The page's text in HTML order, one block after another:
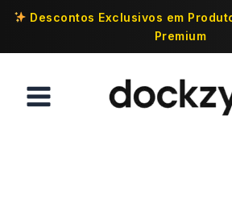
Descontos Exclusivos em
Premium